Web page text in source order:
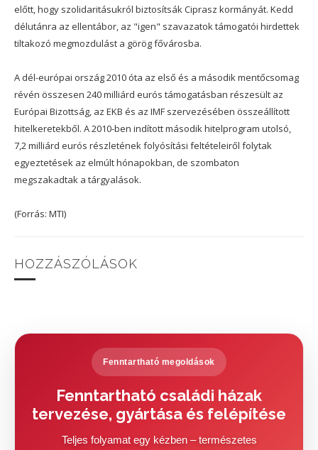
előtt, hogy szolidaritásukról biztosítsák Ciprasz kormányát. Kedd
délutánra az ellentábor, az "igen" szavazatok támogatói hirdettek
tiltakozó megmozdulást a görög fővárosba.
A dél-európai ország 2010 óta az első és a második mentőcsomag
révén összesen 240 milliárd eurós támogatásban részesült az
Európai Bizottság, az EKB és az IMF szervezésében összeállított
hitelkeretekből. A 2010-ben indított második hitelprogram utolsó,
7,2 milliárd eurós részletének folyósítási feltételeiről folytak
egyeztetések az elmúlt hónapokban, de szombaton
megszakadtak a tárgyalások.
(Forrás: MTI)
HOZZÁSZÓLÁSOK
Fenntartható megoldások
Fenntartható családi házak
tervezése, gyártása és felépítése
Teljes folyamat egy kézben – természetes